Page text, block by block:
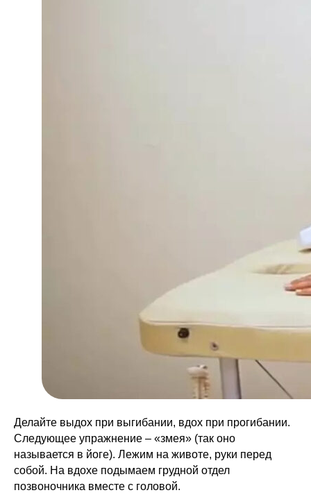
Делайте выдох при выгибании, вдох при прогибании.
Следующее упражнение – «змея» (так оно
называется в йоге). Лежим на животе, руки перед
собой. На вдохе подымаем грудной отдел
позвоночника вместе с головой.